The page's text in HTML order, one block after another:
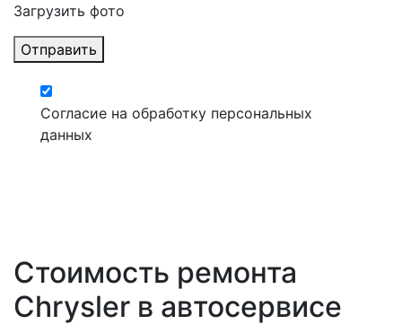
Загрузить фото
Отправить
Согласие на обработку персональных
данных
Стоимость ремонта
Chrysler в автосервисе